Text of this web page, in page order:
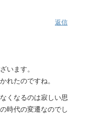
返信
います。
れたのですね。
くなるのは寂しい思
時代の変遷なのでし